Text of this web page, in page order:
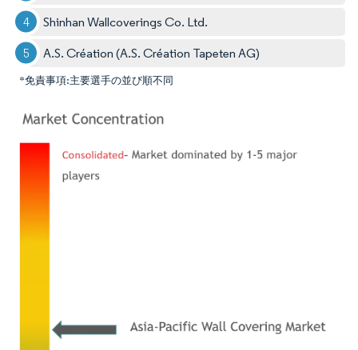
Shinhan Wallcoverings Co. Ltd.
A.S. Création (A.S. Création Tapeten AG)
*免責事項:主要選手の並び順不同